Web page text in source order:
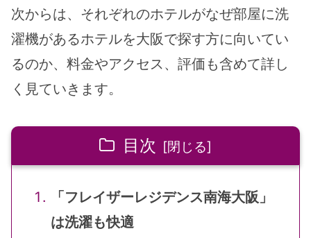
次からは、それぞれのホテルがなぜ部屋に洗
濯機があるホテルを大阪で探す方に向いてい
るのか、料金やアクセス、評価も含めて詳し
く見ていきます。
目次
「フレイザーレジデンス南海大阪」
は洗濯も快適